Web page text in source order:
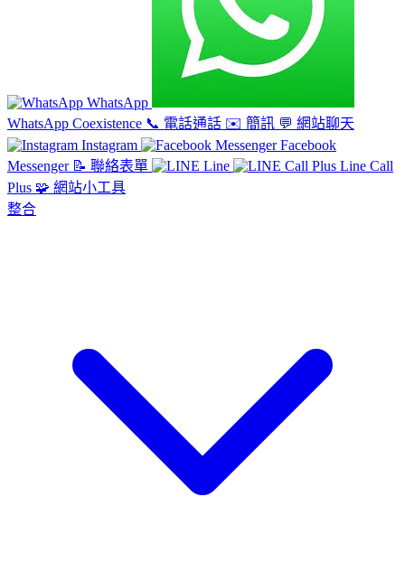
WhatsApp
WhatsApp Coexistence 📞 電話通話 ✉️ 簡訊 💬 網站聊天
Instagram
Facebook
Messenger 📝 聯絡表單 Line
Line Call
Plus 🧩 網站小工具
整合